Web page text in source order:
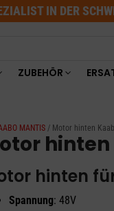
IN DER
ZUBEHÖR
MANTIS / Motor hinten
hinten
hinten
Spannung: 48V